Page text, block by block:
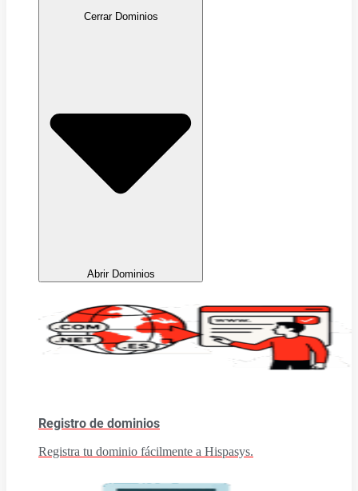
Cerrar Dominios
Abrir Dominios
Registro de dominios
Registra tu dominio fácilmente a Hispasys.